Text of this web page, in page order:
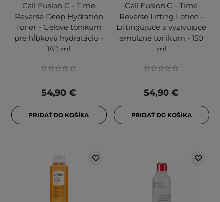
Cell Fusion C - Time
Reverse Deep Hydration
Toner - Gélové tonikum
pre hĺbkovú hydratáciu -
180 ml
54,90 €
PRIDAŤ DO KOŠÍKA
Cell Fusion C - Time
Reverse Lifting Lotion -
Liftingujúce a vyživujúce
emulzné tonikum - 150
ml
54,90 €
PRIDAŤ DO KOŠÍKA